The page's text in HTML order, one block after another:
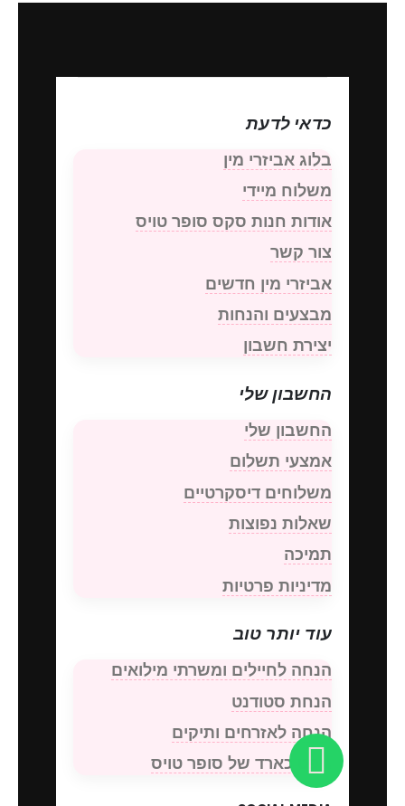
כדאי לדעת
בלוג אביזרי מין
משלוח מיידי
אודות חנות סקס סופר טויס
צור קשר
אביזרי מין חדשים
מבצעים והנחות
יצירת חשבון
החשבון שלי
החשבון שלי
אמצעי תשלום
משלוחים דיסקרטיים
שאלות נפוצות
תמיכה
מדיניות פרטיות
עוד יותר טוב
הנחה לחיילים ומשרתי מילואים
הנחת סטודנט
הנחה לאזרחים ותיקים
גיפט כארד של סופר טויס